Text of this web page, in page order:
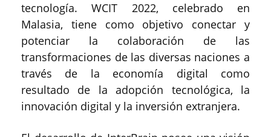
tecnología. WCIT 2022, celebrado en
Malasia, tiene como objetivo conectar y
potenciar la colaboración de las
transformaciones de las diversas naciones a
través de la economía digital como
resultado de la adopción tecnológica, la
innovación digital y la inversión extranjera.